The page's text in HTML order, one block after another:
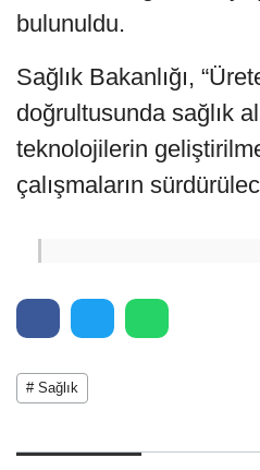
bulunuldu.
Sağlık Bakanlığı,
doğrultusunda sağlık
teknolojilerin
çalışmaların
# Sağlık